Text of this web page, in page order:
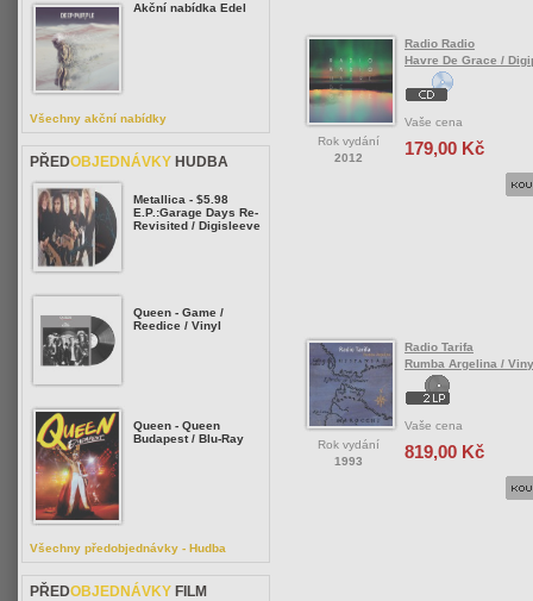
Rok vydání
2012
Radio Radio
Havre De Grace /
Vaše cena
179,00 Kč
Rok vydání
1993
Radio Tarifa
Rumba Argelina /
Vaše cena
819,00 Kč
Akční nabídka Edel
Všechny akční nabídky
PŘEDOBJEDNÁVKY HUDBA
Metallica - $5.98
E.P.:Garage Days Re-
Revisited / Digisleeve
Queen - Game /
Reedice / Vinyl
Queen - Queen
Budapest / Blu-Ray
Všechny předobjednávky - Hudba
PŘEDOBJEDNÁVKY FILM